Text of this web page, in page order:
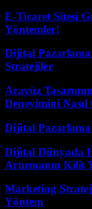
E-Ticaret Sitesi
Yöntemler!
Dijital
Stratejiler
Arayüz
Deneyimini
Dijital
Dijital Dünyada
Artırmanın Kilit
Marketing
Yöntem